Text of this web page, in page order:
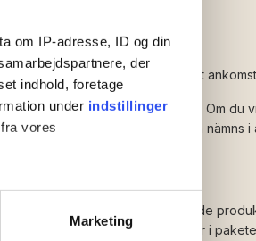
om IP-adresse, ID og din
der
indhold, foretage
under indstillinger
vores
Marketing
senare än 45 dagar före planerat
eller skjuta upp din vistelse. Om du
gäller samma regler som nämns i
villkoren fortfarande för de
att om en semesterlägenhet ingår i